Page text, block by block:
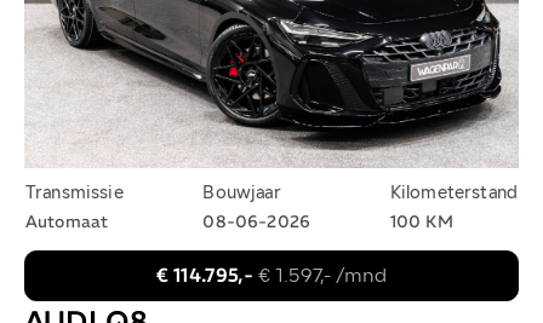
Transmissie
Automaat
Bouwjaar
08-06-2026
Kilometerstand
100 KM
€ 114.795,- € 1.597,- /mnd